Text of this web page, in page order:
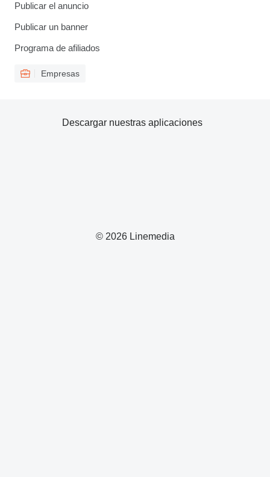
Publicar el anuncio
Publicar un banner
Programa de afiliados
Empresas
© 2026 Linemedia
Descargar nuestras aplicaciones